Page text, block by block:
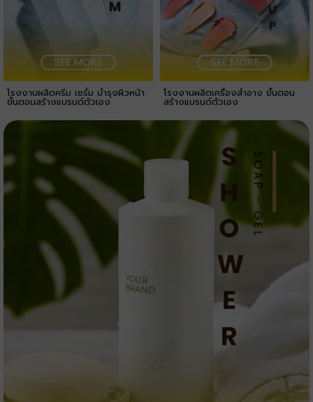
โรงงานผลิตครีม เซรั่ม บำรุงผิวหน้า
ขั้นตอนสร้างแบรนด์ตัวเอง
โรงงานผลิตเครื่องสำอาง ขั้นตอน
สร้างแบรนด์ตัวเอง